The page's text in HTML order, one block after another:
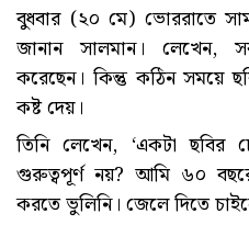
বুধবার (২০ মে) ভোররাতে
জানান সালমান। লেখেন,
করেছেন। কিন্তু কঠিন সময়ে
কষ্ট দেয়।
তিনি লেখেন, ‘একটা ছবির
গুরুত্বপূর্ণ নয়? আমি ৬০
করতে ভুলিনি। জেলে দিতে